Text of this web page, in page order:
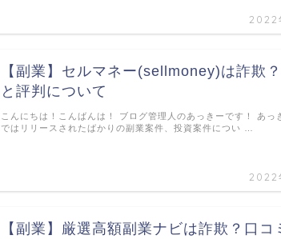
2022
【副業】セルマネー(sellmoney)は詐欺？
と評判について
2022
こんにちは！こんばんは！ ブログ管理人のあっきーです！ あっ
ではリリースされたばかりの副業案件、投資案件につい …
【副業】厳選高額副業ナビは詐欺？口コ